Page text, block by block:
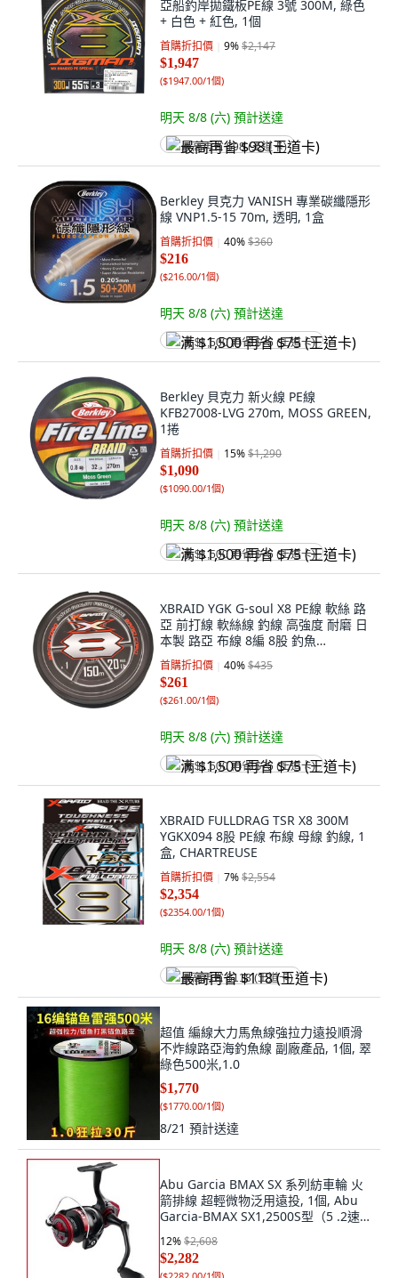
亞船釣岸拋鐵板PE線 3號 300M, 綠色
+ 白色 + 紅色, 1個
首購折扣價 9%$2,147
$1,947
($1947.00/1個)
明天 8/8 (六) 預計送達
最高再省 $98 (王道卡)
Berkley 貝克力 VANISH 專業碳纖隱形
線 VNP1.5-15 70m, 透明, 1盒
首購折扣價 40%$360
$216
($216.00/1個)
明天 8/8 (六) 預計送達
满 $1,500 再省 $75 (王道卡)
Berkley 貝克力 新火線 PE線
KFB27008-LVG 270m, MOSS GREEN,
1捲
首購折扣價 15%$1,290
$1,090
($1090.00/1個)
明天 8/8 (六) 預計送達
满 $1,500 再省 $75 (王道卡)
XBRAID YGK G-soul X8 PE線 軟絲 路
亞 前打線 軟絲線 釣線 高強度 耐磨 日
本製 路亞 布線 8編 8股 釣魚
YGKX035, 螢光綠, 1個
首購折扣價 40%$435
$261
($261.00/1個)
明天 8/8 (六) 預計送達
满 $1,500 再省 $75 (王道卡)
XBRAID FULLDRAG TSR X8 300M
YGKX094 8股 PE線 布線 母線 釣線, 1
盒, CHARTREUSE
首購折扣價 7%$2,554
$2,354
($2354.00/1個)
明天 8/8 (六) 預計送達
最高再省 $118 (王道卡)
超值 編線大力馬魚線強拉力遠投順滑
不炸線路亞海釣魚線 副廠產品, 1個, 翠
綠色500米,1.0
$1,770
($1770.00/1個)
8/21 預計送達
Abu Garcia BMAX SX 系列紡車輪 火
箭排線 超輕微物泛用遠投, 1個, Abu
Garcia-BMAX SX1,2500S型（5 .2速
比淺線杯）
12%$2,608
$2,282